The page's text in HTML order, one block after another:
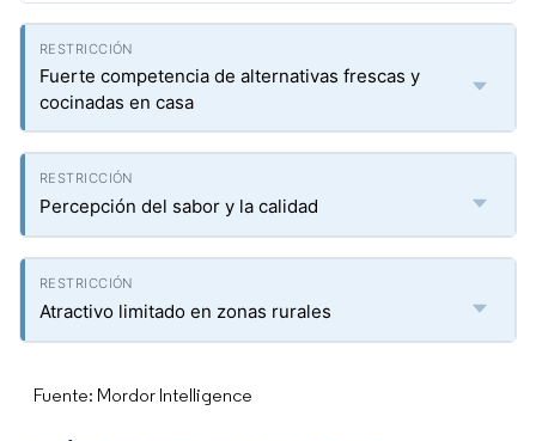
Fuerte competencia de alternativas frescas y
cocinadas en casa
Percepción del sabor y la calidad
Atractivo limitado en zonas rurales
Fuente: Mordor Intelligence